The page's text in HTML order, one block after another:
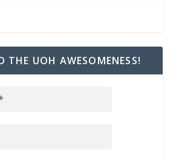
THE UOH AWESOMENESS!